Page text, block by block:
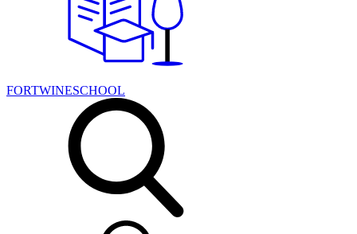
FORTWINESCHOOL